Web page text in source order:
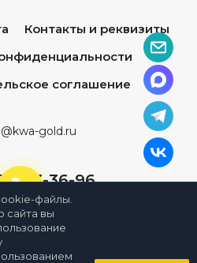
Контакты и реквизиты
соглашение
gold.ru
013-36-96
файлы.
сайта вы